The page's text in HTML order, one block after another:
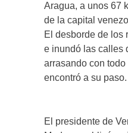
Aragua, a unos 67
de la capital
El desborde de los
e inundó las calles
arrasando con
encontró a su paso.
El presidente de